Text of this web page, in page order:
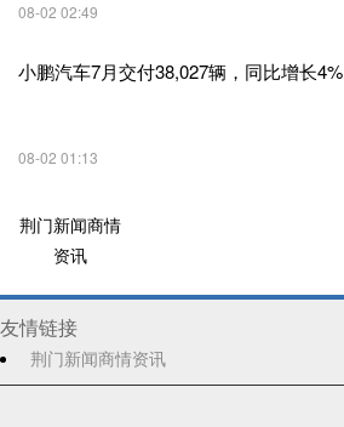
08-02 02:49
小鹏汽车7月交付38,027辆，同比增长4%
08-02 01:13
荆门新闻商情
资讯
友情链接
荆门新闻商情资讯